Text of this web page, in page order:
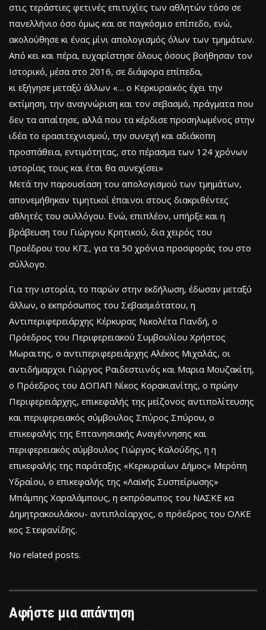
στις τεράστιες φετινές επιτυχίες των αθλητών τόσο σε
πανελλήνιο όσο όμως και σε παγκόσμιο επίπεδο, ενώ,
ακολούθησε κι ένας μίνι απολογισμός όλων των τμημάτων.
Από κει και πέρα, ευχαρίστησε όλους όσους βοήθησαν τον
Ιστορικό, μέσα στο 2016, σε διάφορα επίπεδα,
κι εξήγησε μεταξύ άλλων «… ο Κερκυραϊκός έχει την
εκτίμηση, την αναγνώριση και τον σεβασμό, πράγματα που
δεν τα απαίτησε, αλλά που τα κέρδισε προσηλωμένος στην
ιδέα το ερασιτεχνισμού, την συνεχή και αδιάκοπη
προσπάθεια, εντιμότητας, στο πέρασμα των 124 χρόνων
ιστορίας τους και έτσι θα συνεχίσει»
Μετά την παρουσίαση του απολογισμού των τμημάτων,
απονεμήθηκαν τιμητικοί έπαινοι στους διακριθέντες
αθλητές του συλλόγου. Ενώ, επιπλέον, υπήρξε και η
βράβευση του Γιώργου Κρητικού, δια χειρός του
Προέδρου του ΚΓΣ, για τα 50 χρόνια προσφοράς του στο
σύλλογο.
Για την ιστορία, το παρών στην εκδήλωση, έδωσαν μεταξύ
άλλων, ο εκπρόσωπος του Σεβασμιότατου, η
Αντιπεριφερειάρχης Κέρκυρας Νικολέτα Πανδή, ο
Πρόεδρος του Περιφερειακού Συμβουλίου Χρήστος
Μωραιτης, ο αντιπεριφερειάρχης Αλέκος Μιχαλάς, οι
αντιδήμαρχοι Γιώργος Ραιδεστιινός και Μαρια Μουζακίτη,
ο Πρόεδρος του ΔΟΠΑΠ Νίκος Κορακιανίτης, ο πρώην
Περιφερειάρχης, επικεφαλής της μείζονος αντιπολίτευσης
και περιφερειακός σύμβουλος Σπύρος Σπύρου, ο
επικεφαλής της Επτανησιακής Αναγέννησης και
περιφερειακός σύμβουλος Γιώργος Καλούδης, η η
επικεφαλής της παράταξης «Κερκυραίων Δήμος» Μερόπη
Υδραίου, ο επικεφαλής της «Λαϊκής Συσπείρωσης»
Μπάμπης Χαραλάμπους, η εκπρόσωπος του ΝΑΣΚΕ κα
Δημητρακουλάκου- αντιπλοίαρχος, ο πρόεδρος του ΟΛΚΕ
κος Στεφανίδης.
No related posts.
Αφήστε μια απάντηση